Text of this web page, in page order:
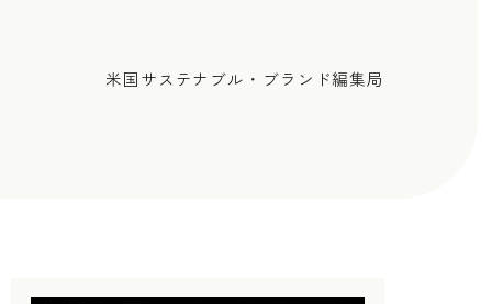
米国サステナブル・ブランド編集局